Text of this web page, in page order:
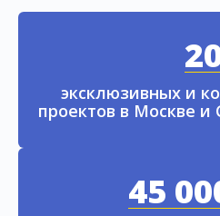
эксклюзивных и
проектов в Москве и
45